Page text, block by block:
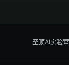
至顶AI实验室